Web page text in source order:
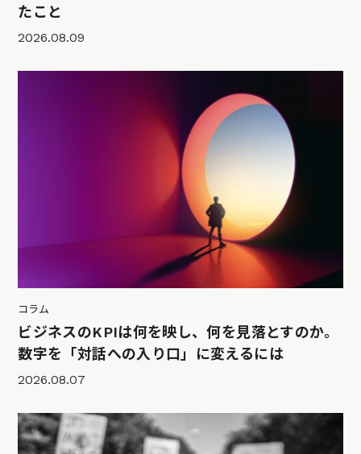
たこと
2026.08.09
コラム
ビジネスのKPIは何を映し、何を見落とすのか。
数字を「対話への入り口」に変えるには
2026.08.07